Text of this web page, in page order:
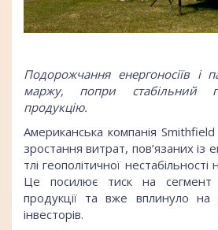
Подорожчання енергоносіїв і
маржу, попри стабільний
продукцію.
Американська компанія
зростання витрат, пов’язаних із
тлі геополітичної
Це посилює тиск на сегмент
продукції та вже вплинуло на
інвесторів.